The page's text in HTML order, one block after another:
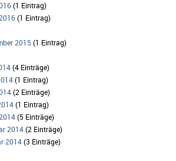
(1 Eintrag)
(1 Eintrag)
2015 (1 Eintrag)
(4 Einträge)
(1 Eintrag)
(2 Einträge)
(1 Eintrag)
(5 Einträge)
2014(2 Einträge)
2014(3 Einträge)